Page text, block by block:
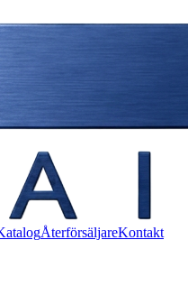
ÅterförsäljareKontakt